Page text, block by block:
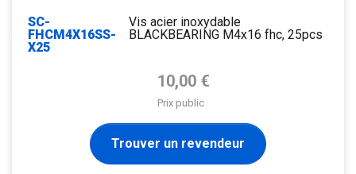
SC-
FHCM4X16SS-
X25
Vis acier inoxydable
BLACKBEARING M4x16 fhc, 25pcs
Prix de base
10,00 €
Prix public
Trouver un revendeur